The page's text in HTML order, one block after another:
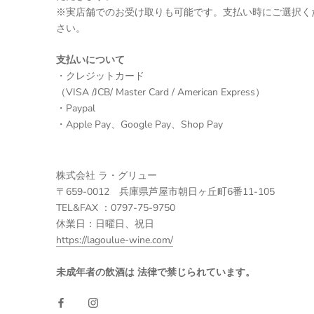
※実店舗でのお受け取りも可能です。支払い時にご選択く
さい。
支払いについて
・クレジットカード
（VISA /JCB/ Master Card / American Express）
・Paypal
・Apple Pay、Google Pay、Shop Pay
株式会社 ラ・グリュー
〒659-0012 兵庫県芦屋市朝日ヶ丘町6番11-105
TEL&FAX ：0797-75-9750
休業日：日曜日、祝日
https://lagoulue-wine.com/
未成年者の飲酒は 法律で禁じられています。